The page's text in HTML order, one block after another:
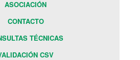
ASOCIACIÓN
CONTACTO
TÉCNICAS
CSV